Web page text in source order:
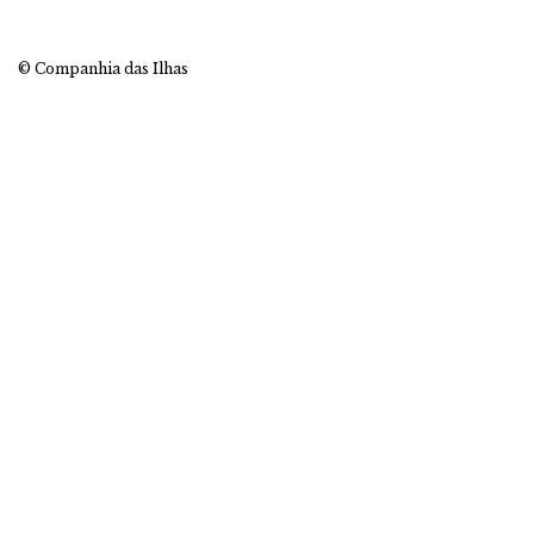
© Companhia das Ilhas